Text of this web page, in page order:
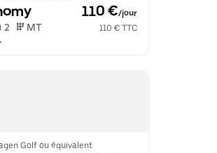
110 €/jour
2 MT
110 € TTC
•
Golf ou équivalent